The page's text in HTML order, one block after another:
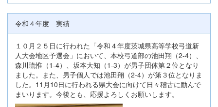
令和４年度 実績
１０月２５日に行われた「令和４年度茨城県高等学校弓道新
人大会地区予選会」において、本校弓道部の池田翔（2-4）、
森川琉惟（1-4）、坂本大知（1-3）が男子団体第２位となり
ました。また、男子個人では池田翔（2-4）が第３位となりま
した。11月10日に行われる県大会に向けて日々稽古に励んで
まいります。今後とも、応援よろしくお願いします。